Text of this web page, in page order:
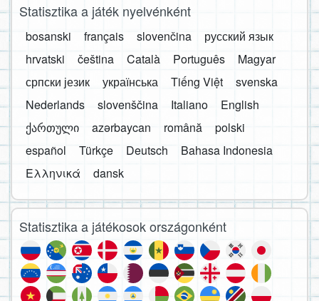
Statisztika a játék nyelvénként
bosanski français slovenčina
русский язык
hrvatski
čeština Català Português
Magyar
српски језик
українська Tiếng Việt
svenska
Nederlands
slovenščina Italiano
English
ქართული
azərbaycan română
polski
español
Türkçe Deutsch
Bahasa Indonesia
Ελληνικά
dansk
Statisztika a játékosok országonként